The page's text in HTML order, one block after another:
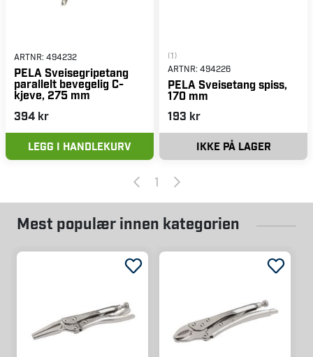
ARTNR: 494232
PELA Sveisegripetang
parallelt bevegelig C-
kjeve, 275 mm
394 kr
LEGG I HANDLEKURV
(1)
ARTNR: 494226
PELA Sveisetang spiss,
170 mm
193 kr
IKKE PÅ LAGER
1
Mest populær innen kategorien